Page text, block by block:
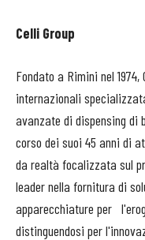
Celli Group
Fondato a Rimini nel
internazionali
avanzate di dispensing di
corso dei suoi 45 anni di
da realtà focalizzata sul
leader nella fornitura di
apparecchiature per
distinguendosi per